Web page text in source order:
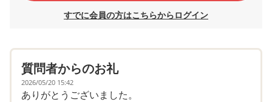
で、楽しく稽古している武道を、簡単に辞めてもらいたく
ありません。どうしたらいいでしょうか？
すでに会員の方はこちらからログイン
質問者からのお礼
2026/05/20 15:42
ありがとうございました。